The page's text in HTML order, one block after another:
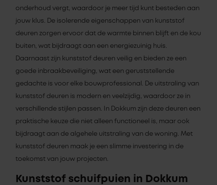
onderhoud vergt, waardoor je meer tijd kunt besteden aan
jouw klus. De isolerende eigenschappen van kunststof
deuren zorgen ervoor dat de warmte binnen blijft en de kou
buiten, wat bijdraagt aan een energiezuinig huis.
Daarnaast zijn kunststof deuren veilig en bieden ze een
goede inbraakbeveiliging, wat een geruststellende
gedachte is voor elke bouwprofessional. De uitstraling van
kunststof deuren is modern en veelzijdig, waardoor ze in
verschillende stijlen passen. In Dokkum zijn deze deuren een
praktische keuze die niet alleen functioneel is, maar ook
bijdraagt aan de algehele uitstraling van de woning. Met
kunststof deuren maak je een slimme investering in de
toekomst van jouw projecten.
Kunststof schuifpuien in Dokkum